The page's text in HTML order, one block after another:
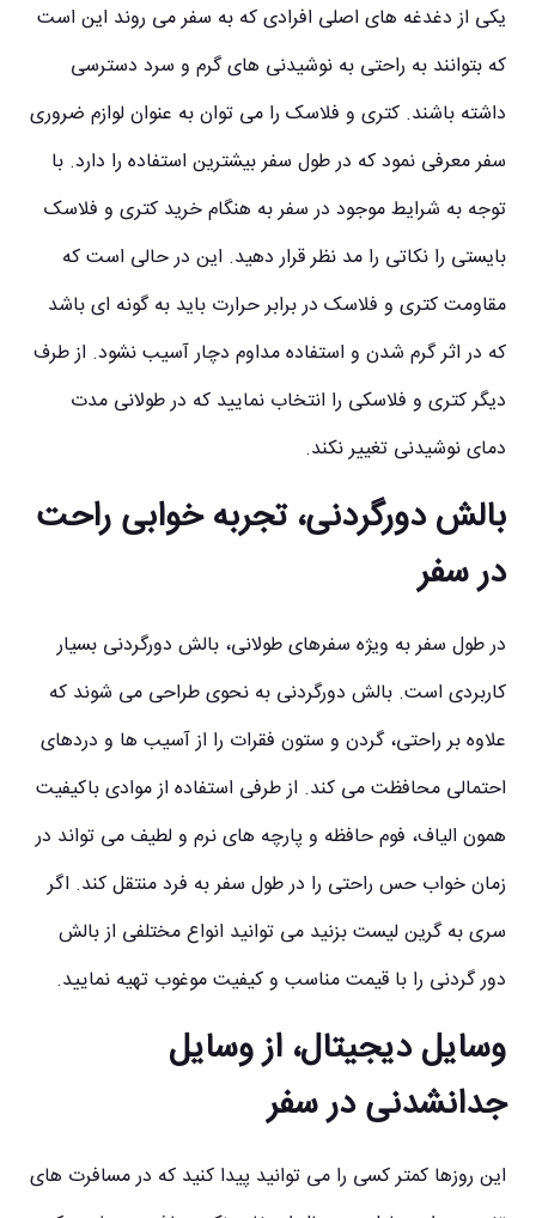
یکی از دغدغه های اصلی افرادی که به سفر می روند این است
که بتوانند به راحتی به نوشیدنی های گرم و سرد دسترسی
داشته باشند. کتری و فلاسک را می توان به عنوان لوازم ضروری
سفر معرفی نمود که در طول سفر بیشترین استفاده را دارد. با
توجه به شرایط موجود در سفر به هنگام خرید کتری و فلاسک
بایستی را نکاتی را مد نظر قرار دهید. این در حالی است که
مقاومت کتری و فلاسک در برابر حرارت باید به گونه ای باشد
که در اثر گرم شدن و استفاده مداوم دچار آسیب نشود. از طرف
دیگر کتری و فلاسکی را انتخاب نمایید که در طولانی مدت
دمای نوشیدنی تغییر نکند.
بالش دورگردنی، تجربه خوابی راحت
در سفر
در طول سفر به ویژه سفرهای طولانی، بالش دورگردنی بسیار
کاربردی است. بالش دورگردنی به نحوی طراحی می شوند که
علاوه بر راحتی، گردن و ستون فقرات را از آسیب ها و دردهای
احتمالی محافظت می کند. از طرفی استفاده از موادی باکیفیت
همون الیاف، فوم حافظه و پارچه های نرم و لطیف می تواند در
زمان خواب حس راحتی را در طول سفر به فرد منتقل کند. اگر
سری به گرین لیست بزنید می توانید انواع مختلفی از بالش
دور گردنی را با قیمت مناسب و کیفیت موغوب تهیه نمایید.
وسایل دیجیتال، از وسایل
جدانشدنی در سفر
این روزها کمتر کسی را می توانید پیدا کنید که در مسافرت های